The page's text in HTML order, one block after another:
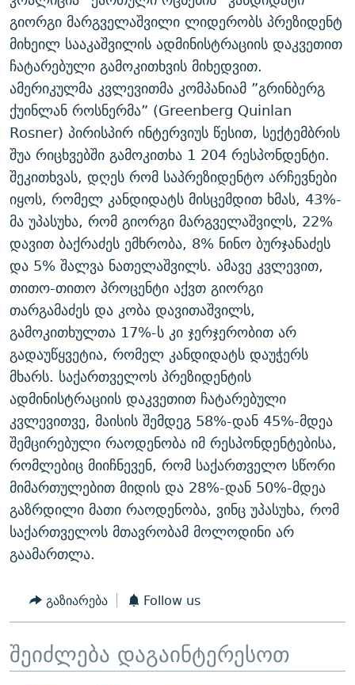
ᲛᲝᲚᲐᲞᲐᲠᲐᲙᲔ ᲢᲔᲥᲡᲢᲔᲑᲘ
ᲨᲘᲜ - ᲣᲪᲮᲝᲔᲗᲨᲘ
ᲚᲘᲢᲔᲠᲐᲢᲣᲠᲣᲚᲘ ᲬᲐᲮᲜᲐᲒᲔᲑᲘ
ᲐᲛᲔᲠᲘᲙᲣᲚᲘ ᲛᲝᲗᲮᲠᲝᲑᲐ
ᲘᲛᲞᲔᲠᲘᲐ ᲓᲐ ᲠᲐᲓᲘᲝ
ᲩᲔᲛᲘ ᲡᲘᲙᲕᲓᲘᲚᲘᲡ ᲛᲘᲖᲔᲖᲘᲐ COVID-19
11 ᲬᲔᲚᲘ - 11 ᲐᲛᲑᲐᲕᲘ
ᲡᲐᲞᲐᲠᲚᲐᲛᲔᲜᲢᲝ ᲐᲠᲩᲔᲕᲜᲔᲑᲘᲡ ᲘᲡᲢᲝᲠᲘᲐ
ᲑᲐᲕᲨᲕᲔᲑᲘ ᲞᲠᲝᲡᲢᲘᲢᲣᲪᲘᲐᲨᲘ - ᲐᲛᲝᲣᲗᲥᲛᲔᲚᲘ ᲐᲛᲑᲐᲕᲘ
5 ᲐᲛᲑᲐᲕᲘ - 20 ᲘᲕᲜᲘᲡᲡ ᲓᲐᲨᲐᲕᲔᲑᲣᲚᲔᲑᲘ
ᲐᲒᲕᲘᲡᲢᲝᲡ ᲝᲛᲘ
ПРИВЕТ ᲙᲣᲚᲢᲣᲠᲐ
ᲒᲐᲛᲝᲘᲬᲔᲠᲔ
რთე/რთ-ის ყველა საიტი
გიორგი მარგველაშვილი ლიდერობს პრეზიდენტ
მიხეილ სააკაშვილის ადმინისტრაციის დაკვეთით
ჩატარებული გამოკითხვის მიხედვით.
ამერიკულმა კვლევითმა კომპანიამ ”გრინბერგ
ქუინლან როსნერმა” (Greenberg Quinlan
Rosner) პირისპირ ინტერვიუს წესით, სექტემბრის
შუა რიცხვებში გამოკითხა 1 204 რესპონდენტი.
შეკითხვას, დღეს რომ საპრეზიდენტო არჩევნები
იყოს, რომელ კანდიდატს მისცემდით ხმას, 43%-
მა უპასუხა, რომ გიორგი მარგველაშვილს, 22%
დავით ბაქრაძეს ემხრობა, 8% ნინო ბურჯანაძეს
და 5% შალვა ნათელაშვილს. ამავე კვლევით,
თითო-თითო პროცენტი აქვთ გიორგი
თარგამაძეს და კობა დავითაშვილს,
გამოკითხულთა 17%-ს კი ჯერჯერობით არ
გადაუწყვეტია, რომელ კანდიდატს დაუჭერს
მხარს. საქართველოს პრეზიდენტის
ადმინისტრაციის დაკვეთით ჩატარებული
კვლევითვე, მაისის შემდეგ 58%-დან 45%-მდეა
შემცირებული რაოდენობა იმ რესპონდენტებისა,
რომლებიც მიიჩნევენ, რომ საქართველო სწორი
მიმართულებით მიდის და 28%-დან 50%-მდეა
გაზრდილი მათი რაოდენობა, ვინც უპასუხა, რომ
საქართველოს მთავრობამ მოლოდინი არ
გაამართლა.
გაზიარება Follow us
შეიძლება დაგაინტერესოთ